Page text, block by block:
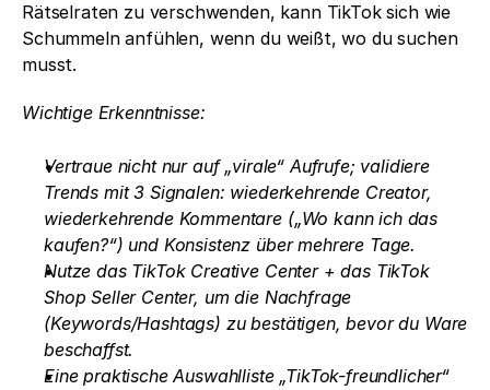
Rätselraten zu verschwenden, kann TikTok sich wie
Schummeln anfühlen, wenn du weißt, wo du suchen
musst.
Wichtige Erkenntnisse:
Vertraue nicht nur auf „virale“ Aufrufe; validiere
Trends mit 3 Signalen: wiederkehrende Creator,
wiederkehrende Kommentare („Wo kann ich das
kaufen?“) und Konsistenz über mehrere Tage.
Nutze das TikTok Creative Center + das TikTok
Shop Seller Center, um die Nachfrage
(Keywords/Hashtags) zu bestätigen, bevor du Ware
beschaffst.
Eine praktische Auswahlliste „TikTok-freundlicher“